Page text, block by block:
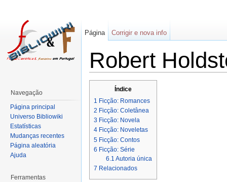
Robert
Índice
1 Ficção: Romances
2 Ficção: Coletânea
3 Ficção: Novela
4 Ficção: Noveletas
5 Ficção: Contos
6 Ficção: Série
6.1 Autoria única
7 Relacionados
Página Corrigir e nova info
Navegação
Página principal
Universo Bibliowiki
Estatísticas
Mudanças recentes
Página aleatória
Ajuda
Ferramentas